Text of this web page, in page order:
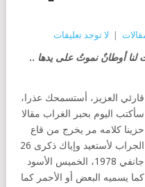
لا توجد تعليقات
لنا أوطانٌ نموتُ على يدها ..
قارئي العزيز، أستسمحك عذرا،
سأكتب اليوم بحبر الغراب مقالا
حزينا كلامه مر يخرج من قاع
الجراب لأستعيد وإياك ذكرى 26
جانفي 1978، الخميس الأسود
كما يسميه البعض أو الأحمر كما